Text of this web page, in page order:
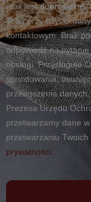
mail jest dobrowolne,
Tobą przy użyciu
kontaktowym. Brak
odpowiedź na
obsługi. Przysługuje
sprostowania,
przenoszenia
Prezesa Urzędu
przetwarzamy dane
przetwarzaniu
prywatności.